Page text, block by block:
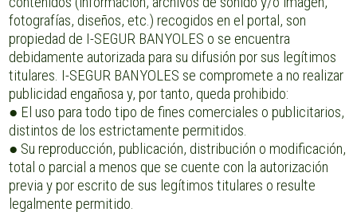
fotografías, diseños, etc.) recogidos en el portal, son
propiedad de I-SEGUR BANYOLES o se encuentra
debidamente autorizada para su difusión por sus legítimos
titulares. I-SEGUR BANYOLES se compromete a no realizar
publicidad engañosa y, por tanto, queda prohibido:
● El uso para todo tipo de fines comerciales o publicitarios,
distintos de los estrictamente permitidos.
● Su reproducción, publicación, distribución o modificación,
total o parcial a menos que se cuente con la autorización
previa y por escrito de sus legítimos titulares o resulte
legalmente permitido.